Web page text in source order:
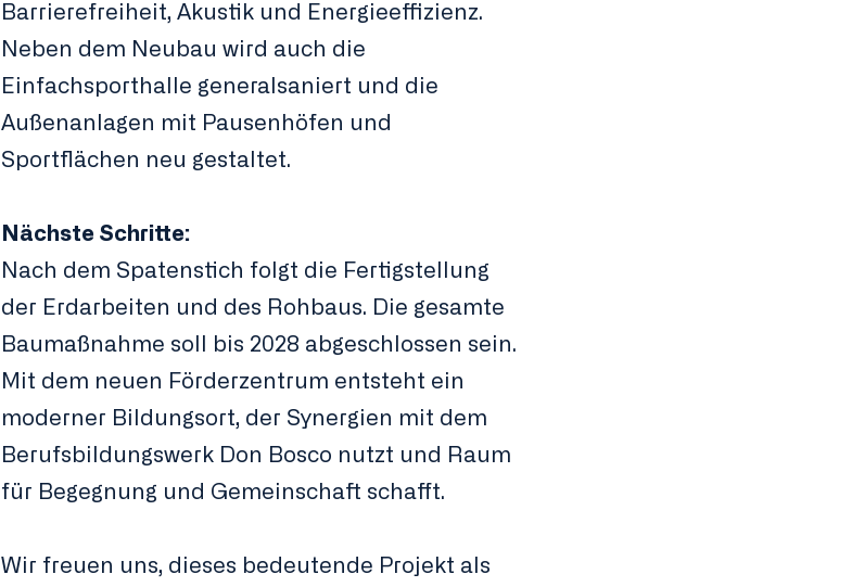
Barrierefreiheit, Akustik und Energieeffizienz.
Neben dem Neubau wird auch die
Einfachsporthalle generalsaniert und die
Außenanlagen mit Pausenhöfen und
Sportflächen neu gestaltet.
Nächste Schritte:
Nach dem Spatenstich folgt die Fertigstellung
der Erdarbeiten und des Rohbaus. Die gesamte
Baumaßnahme soll bis 2028 abgeschlossen sein.
Mit dem neuen Förderzentrum entsteht ein
moderner Bildungsort, der Synergien mit dem
Berufsbildungswerk Don Bosco nutzt und Raum
für Begegnung und Gemeinschaft schafft.
Wir freuen uns, dieses bedeutende Projekt als